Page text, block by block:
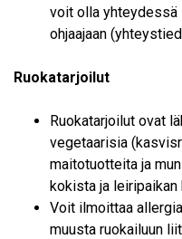
voit olla yhteydessä
ohjaajaan
Ruokatarjoilut
Ruokatarjoilut ovat
vegetaarisia
maitotuotteita ja
kokista ja
Voit ilmoittaa
muusta ruokailuun